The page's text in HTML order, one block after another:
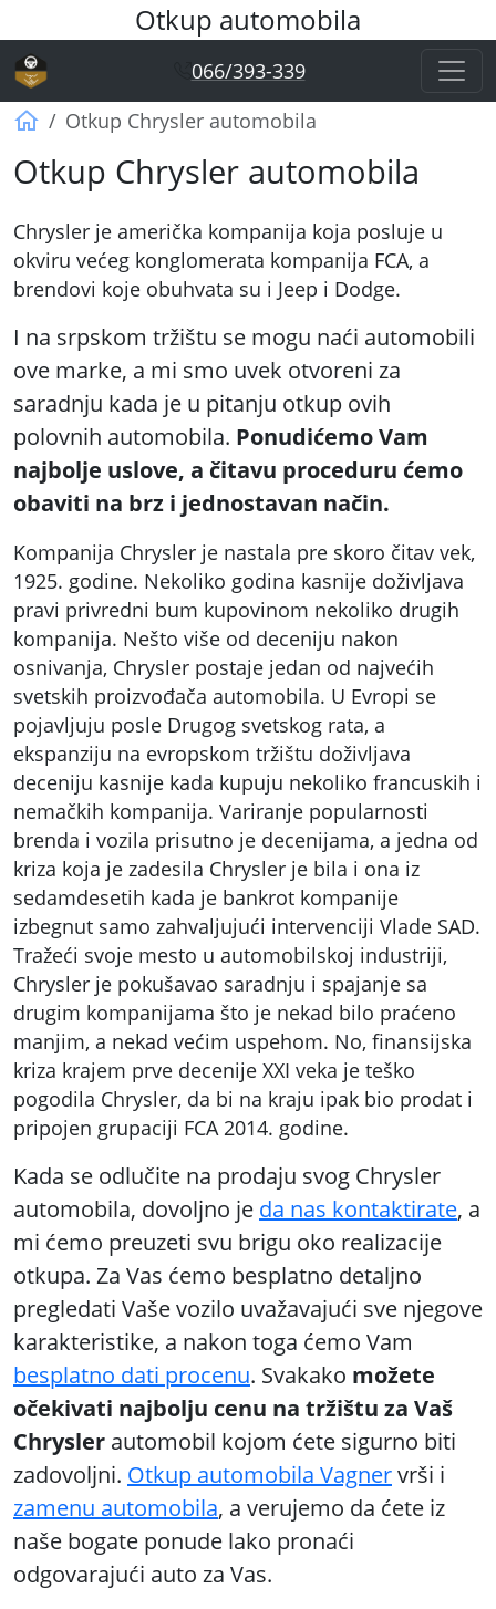
Otkup automobila
066/393-339
Otkup automobila Vagner
Otkup Chrysler automobila
Otkup Chrysler automobila
Chrysler je američka kompanija koja posluje u
okviru većeg konglomerata kompanija FCA, a
brendovi koje obuhvata su i Jeep i Dodge.
I na srpskom tržištu se mogu naći automobili
ove marke, a mi smo uvek otvoreni za
saradnju kada je u pitanju otkup ovih
polovnih automobila. Ponudićemo Vam
najbolje uslove, a čitavu proceduru ćemo
obaviti na brz i jednostavan način.
Kompanija Chrysler je nastala pre skoro čitav vek,
1925. godine. Nekoliko godina kasnije doživljava
pravi privredni bum kupovinom nekoliko drugih
kompanija. Nešto više od deceniju nakon
osnivanja, Chrysler postaje jedan od najvećih
svetskih proizvođača automobila. U Evropi se
pojavljuju posle Drugog svetskog rata, a
ekspanziju na evropskom tržištu doživljava
deceniju kasnije kada kupuju nekoliko francuskih i
nemačkih kompanija. Variranje popularnosti
brenda i vozila prisutno je decenijama, a jedna od
kriza koja je zadesila Chrysler je bila i ona iz
sedamdesetih kada je bankrot kompanije
izbegnut samo zahvaljujući intervenciji Vlade SAD.
Tražeći svoje mesto u automobilskoj industriji,
Chrysler je pokušavao saradnju i spajanje sa
drugim kompanijama što je nekad bilo praćeno
manjim, a nekad većim uspehom. No, finansijska
kriza krajem prve decenije XXI veka je teško
pogodila Chrysler, da bi na kraju ipak bio prodat i
pripojen grupaciji FCA 2014. godine.
Kada se odlučite na prodaju svog Chrysler
automobila, dovoljno je da nas kontaktirate, a
mi ćemo preuzeti svu brigu oko realizacije
otkupa. Za Vas ćemo besplatno detaljno
pregledati Vaše vozilo uvažavajući sve njegove
karakteristike, a nakon toga ćemo Vam
besplatno dati procenu. Svakako možete
očekivati najbolju cenu na tržištu za Vaš
Chrysler automobil kojom ćete sigurno biti
zadovoljni. Otkup automobila Vagnervrši i
zamenu automobila, a verujemo da ćete iz
naše bogate ponude lako pronaći
odgovarajući auto za Vas.